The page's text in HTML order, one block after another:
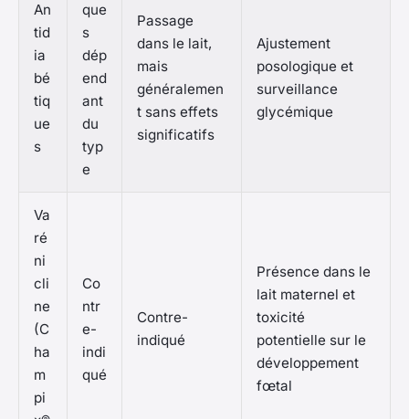
An
tid
ia
bé
tiq
ue
s
que
s
dép
end
ant
du
typ
e
Passage
dans le lait,
mais
généralemen
t sans effets
significatifs
Ajustement
posologique et
surveillance
glycémique
Va
ré
ni
cli
ne
(C
ha
m
pi
Co
ntr
e-
indi
qué
Contre-
indiqué
Présence dans le
lait maternel et
toxicité
potentielle sur le
développement
fœtal